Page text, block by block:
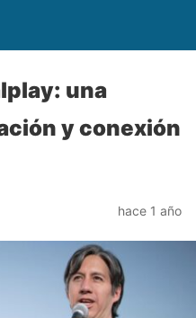
una
y conexión
hace 1 año